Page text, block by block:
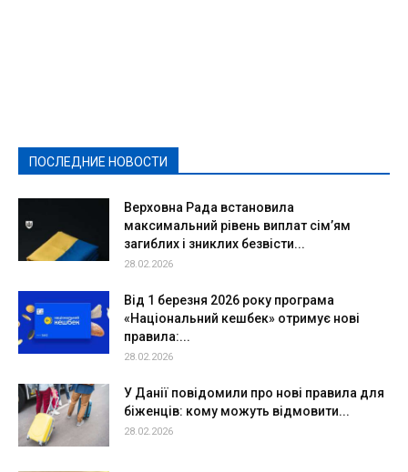
ПОСЛЕДНИЕ НОВОСТИ
Верховна Рада встановила
максимальний рівень виплат сім’ям
загиблих і зниклих безвісти...
28.02.2026
Від 1 березня 2026 року програма
«Національний кешбек» отримує нові
правила:...
28.02.2026
У Данії повідомили про нові правила для
біженців: кому можуть відмовити...
28.02.2026